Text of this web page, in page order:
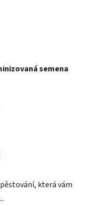
semena
která vám